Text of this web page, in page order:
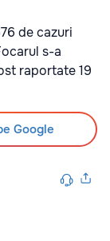
de cazuri
s-a
raportate 19
Google